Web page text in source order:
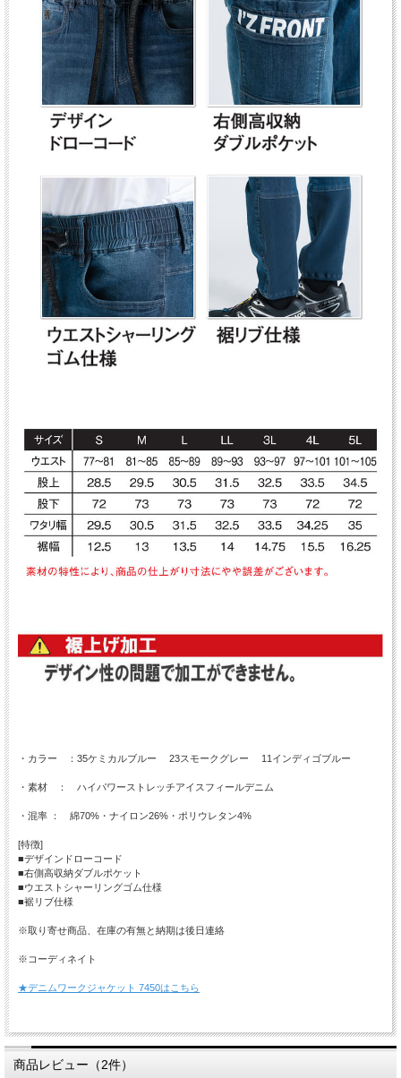
・カラー ：35ケミカルブルー 23スモークグレー 11インディゴブルー
・素材 ： ハイパワーストレッチアイスフィールデニム
・混率 ： 綿70%・ナイロン26%・ポリウレタン4%
[特徴]
■デザインドローコード
■右側高収納ダブルポケット
■ウエストシャーリングゴム仕様
■裾リブ仕様
※取り寄せ商品、在庫の有無と納期は後日連絡
※コーディネイト
★デニムワークジャケット 7450はこちら
商品レビュー（2件）